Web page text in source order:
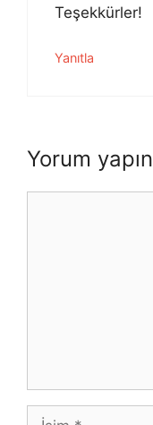
Teşekkürler!
Yanıtla
Yorum yapın
İsim